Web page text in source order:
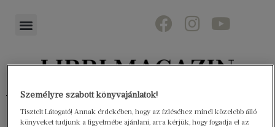
Könyvektől az olvasókig
Személyre szabott könyvajánlatok!
Tisztelt Látogató! Annak érdekében, hogy az ízléséhez minél közelebb álló
könyveket tudjunk a figyelmébe ajánlani, arra kérjük, hogy fogadja el az